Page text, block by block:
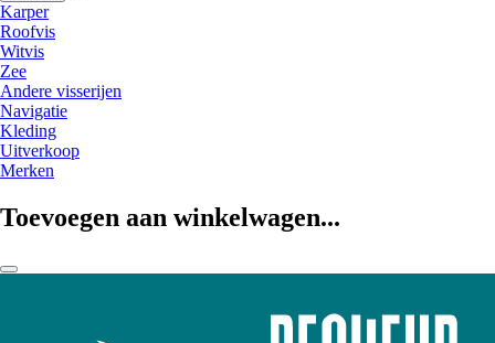
Karper
Roofvis
Witvis
Zee
Andere visserijen
Navigatie
Kleding
Uitverkoop
Merken
Toevoegen aan winkelwagen...